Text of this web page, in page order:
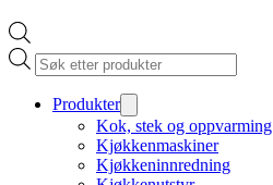
Products
search
Produkter
Kok, stek og oppvarming
Kjøkkenmaskiner
Kjøkkeninnredning